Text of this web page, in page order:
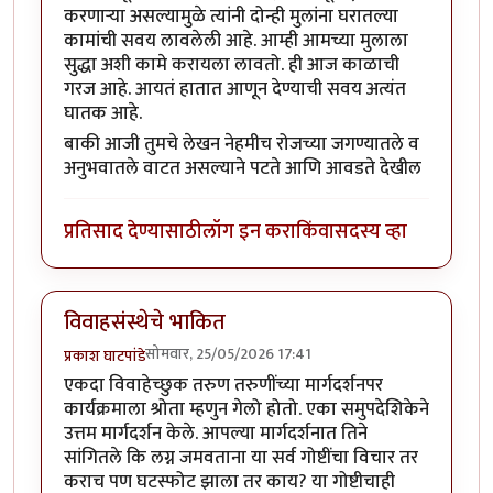
करणाऱ्या असल्यामुळे त्यांनी दोन्ही मुलांना घरातल्या
कामांची सवय लावलेली आहे. आम्ही आमच्या मुलाला
सुद्धा अशी कामे करायला लावतो. ही आज काळाची
गरज आहे. आयतं हातात आणून देण्याची सवय अत्यंत
घातक आहे.
बाकी आजी तुमचे लेखन नेहमीच रोजच्या जगण्यातले व
अनुभवातले वाटत असल्याने पटते आणि आवडते देखील
प्रतिसाद देण्यासाठीलॉग इन कराकिंवासदस्य व्हा
विवाहसंस्थेचे भाकित
प्रकाश घाटपांडेसोमवार, 25/05/2026 17:41
एकदा विवाहेच्छुक तरुण तरुणींच्या मार्गदर्शनपर
कार्यक्रमाला श्रोता म्हणुन गेलो होतो. एका समुपदेशिकेने
उत्तम मार्गदर्शन केले. आपल्या मार्गदर्शनात तिने
सांगितले कि लग्न जमवताना या सर्व गोष्टींचा विचार तर
कराच पण घटस्फोट झाला तर काय? या गोष्टीचाही